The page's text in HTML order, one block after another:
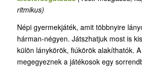
ritmikus)
Népi gyermekjáték, amit többnyire
hárman-négyen. Játszhatjuk most is
külön lánykörök, fiúkörök alakíthatók.
megegyeznek a játékosok egy